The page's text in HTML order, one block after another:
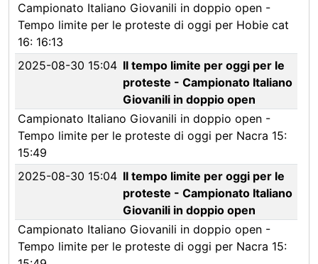
Campionato Italiano Giovanili in doppio open -
Tempo limite per le proteste di oggi per Hobie cat
16: 16:13
2025-08-30 15:04 Il tempo limite per oggi per le
proteste - Campionato Italiano
Giovanili in doppio open
Campionato Italiano Giovanili in doppio open -
Tempo limite per le proteste di oggi per Nacra 15:
15:49
2025-08-30 15:04 Il tempo limite per oggi per le
proteste - Campionato Italiano
Giovanili in doppio open
Campionato Italiano Giovanili in doppio open -
Tempo limite per le proteste di oggi per Nacra 15: